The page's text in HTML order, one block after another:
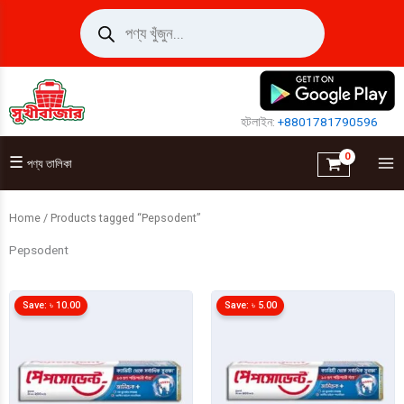
Products
search
হটলাইন:+8801781790596
☰ পণ্য তালিকা
Home / Products tagged “Pepsodent”
Pepsodent
Save: ৳ 10.00 Save: ৳ 5.00